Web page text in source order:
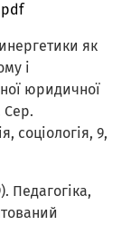
як
і
юридичної
Сер.
соціологія, 9,
Педагогіка,